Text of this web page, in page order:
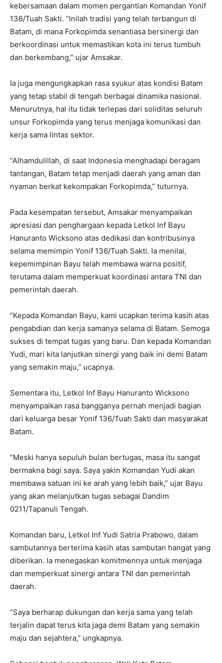
kebersamaan dalam momen pergantian Komandan Yonif
136/Tuah Sakti. “Inilah tradisi yang telah terbangun di
Batam, di mana Forkopimda senantiasa bersinergi dan
berkoordinasi untuk memastikan kota ini terus tumbuh
dan berkembang,” ujar Amsakar.
Ia juga mengungkapkan rasa syukur atas kondisi Batam
yang tetap stabil di tengah berbagai dinamika nasional.
Menurutnya, hal itu tidak terlepas dari soliditas seluruh
unsur Forkopimda yang terus menjaga komunikasi dan
kerja sama lintas sektor.
“Alhamdulillah, di saat Indonesia menghadapi beragam
tantangan, Batam tetap menjadi daerah yang aman dan
nyaman berkat kekompakan Forkopimda,” tuturnya.
Pada kesempatan tersebut, Amsakar menyampaikan
apresiasi dan penghargaan kepada Letkol Inf Bayu
Hanuranto Wicksono atas dedikasi dan kontribusinya
selama memimpin Yonif 136/Tuah Sakti. Ia menilai,
kepemimpinan Bayu telah membawa warna positif,
terutama dalam memperkuat koordinasi antara TNI dan
pemerintah daerah.
“Kepada Komandan Bayu, kami ucapkan terima kasih atas
pengabdian dan kerja samanya selama di Batam. Semoga
sukses di tempat tugas yang baru. Dan kepada Komandan
Yudi, mari kita lanjutkan sinergi yang baik ini demi Batam
yang semakin maju,” ucapnya.
Sementara itu, Letkol Inf Bayu Hanuranto Wicksono
menyampaikan rasa bangganya pernah menjadi bagian
dari keluarga besar Yonif 136/Tuah Sakti dan masyarakat
Batam.
“Meski hanya sepuluh bulan bertugas, masa itu sangat
bermakna bagi saya. Saya yakin Komandan Yudi akan
membawa satuan ini ke arah yang lebih baik,” ujar Bayu
yang akan melanjutkan tugas sebagai Dandim
0211/Tapanuli Tengah.
Komandan baru, Letkol Inf Yudi Satria Prabowo, dalam
sambutannya berterima kasih atas sambutan hangat yang
diberikan. Ia menegaskan komitmennya untuk menjaga
dan memperkuat sinergi antara TNI dan pemerintah
daerah.
“Saya berharap dukungan dan kerja sama yang telah
terjalin dapat terus kita jaga demi Batam yang semakin
maju dan sejahtera,” ungkapnya.